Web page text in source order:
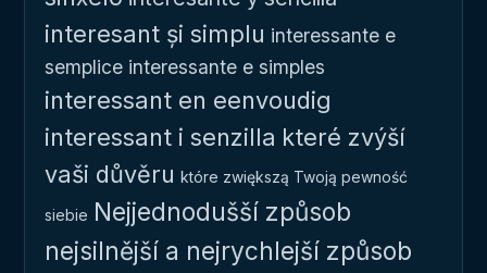
interesant și simplu interessante e
semplice interessante e simples
interessant en eenvoudig
interessant i senzilla které zvýší
vaši důvěru które zwiększą Twoją pewność
siebie Nejjednodušší způsob
nejsilnější a nejrychlejší způsob